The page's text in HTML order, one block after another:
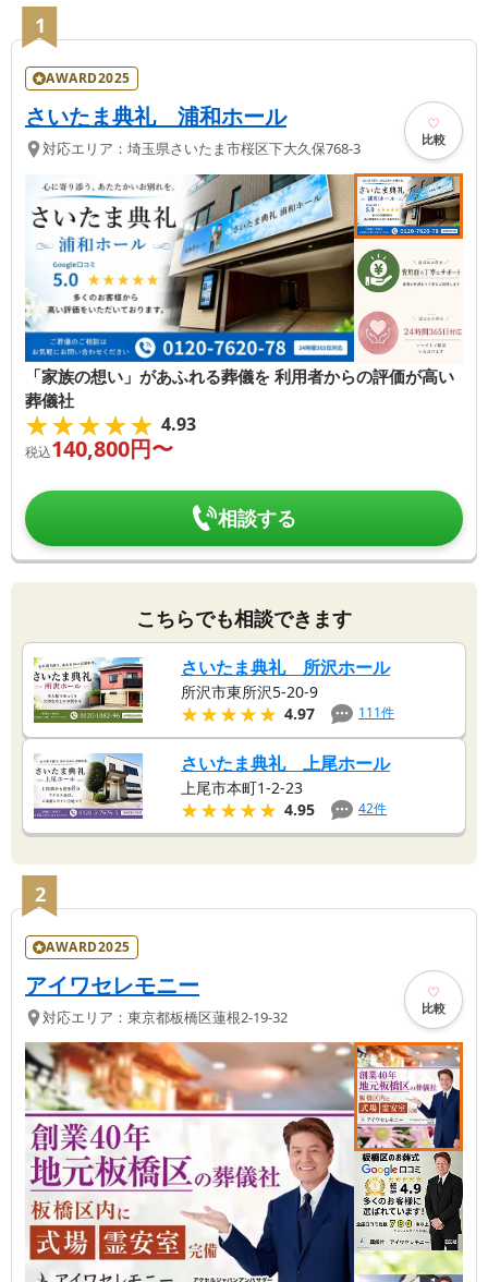
1
AWARD2025
さいたま典礼 浦和ホール
対応エリア： 埼玉県さいたま市桜区下大久保768-3 比較
「家族の想い」があふれる葬儀を 利用者からの評価が高い
葬儀社
★★★★★
★★★★★ 4.93
税込140,800円〜
相談する
こちらでも相談できます
さいたま典礼 所沢ホール
所沢市東所沢5-20-9
★★★★★
★★★★★ 4.97 111件
さいたま典礼 上尾ホール
上尾市本町1-2-23
★★★★★
★★★★★ 4.95 42件
2
AWARD2025
アイワセレモニー
対応エリア： 東京都板橋区蓮根2-19-32 比較